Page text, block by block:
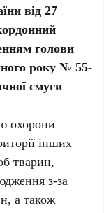
від 27
голови
року № 55-
смуги
охорони
інших
тварин,
з-за
а також